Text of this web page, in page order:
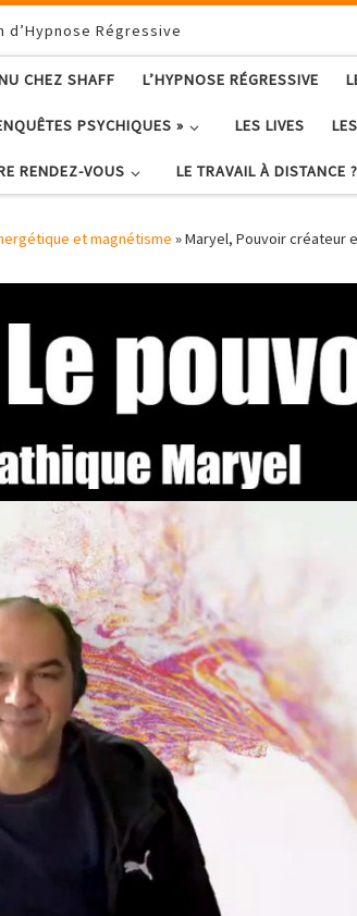
Régressive
CHEZ SHAFF L’HYPNOSE RÉGRESSIVE
PSYCHIQUES » LES LIVES
RENDEZ-VOUS LE TRAVAIL À DISTANCE ?
et magnétisme »Maryel, Pouvoir créateur